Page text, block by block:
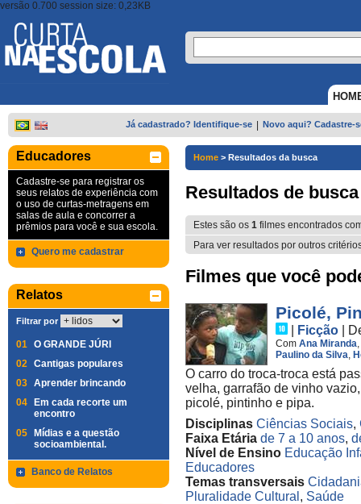
versão 0.700 session size: 0,23KB
Já cadastrado? Identifique-se Novo aqui? Cadastre-
Educadores
Cadastre-se para registrar os
seus relatos de experiência com
o uso de curtas-metragens em
salas de aula e concorrer a
prêmios para você e sua escola.
Quero me cadastrar
Relatos
Filtrar por
01 O GRANDE JÚRI
02 Cantigas populares
03 Aprender brincando
04
Em cada recorte um
encontro
05
Mídias e a questão
socioambiental.
Banco de Relatos
Home > Resultados da busca
Resultados de busca
Estes são os 1 filmes encontrados
Para ver resultados por outros
Filmes que você
Picolé,
Ficção
Com Ana Miranda,
Paulino da Silva,
O carro do troca-troca está
velha, garrafão de vinho
picolé, pintinho e pipa.
Disciplinas Ciências Sociais,
Faixa Etária de 7 a 10 anos,
Nível de Ensino Educação
Educadores
Temas transversais
Pluralidade Cultural , Saúde